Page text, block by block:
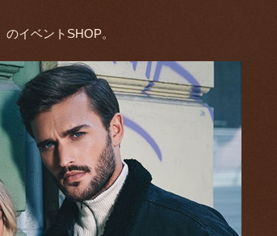
のイベントSHOP。